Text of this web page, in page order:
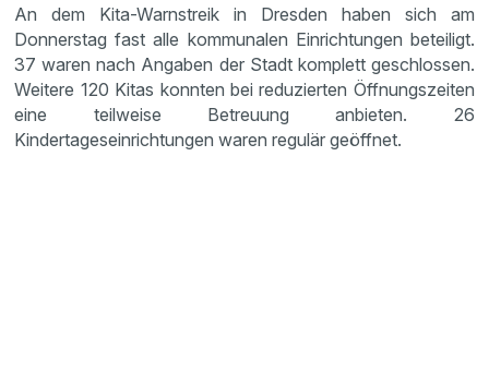
An dem Kita-Warnstreik in Dresden haben sich am
Donnerstag fast alle kommunalen Einrichtungen beteiligt.
37 waren nach Angaben der Stadt komplett geschlossen.
Weitere 120 Kitas konnten bei reduzierten Öffnungszeiten
eine teilweise Betreuung anbieten. 26
Kindertageseinrichtungen waren regulär geöffnet.